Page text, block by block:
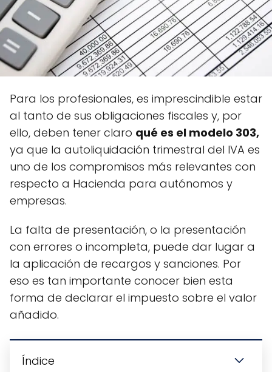
Para los profesionales, es imprescindible estar
al tanto de sus obligaciones fiscales y, por
ello, deben tener claro qué es el modelo 303,
ya que la autoliquidación trimestral del IVA es
uno de los compromisos más relevantes con
respecto a Hacienda para autónomos y
empresas.
La falta de presentación, o la presentación
con errores o incompleta, puede dar lugar a
la aplicación de recargos y sanciones. Por
eso es tan importante conocer bien esta
forma de declarar el impuesto sobre el valor
añadido.
Índice